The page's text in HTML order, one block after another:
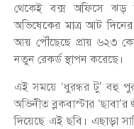
থেকেই বক্স অফিসে ঝড়
অভিষেকের মাত্র আট
আয় পৌঁছেছে প্রায় ৬২৩
নতুন রেকর্ড স্থাপন করেছে।
এই সময়ে ‘ধুরন্ধর টু’ বহু
অভিনীত ব্লকবাস্টার
দিয়েছে এই ছবি। এছাড়া